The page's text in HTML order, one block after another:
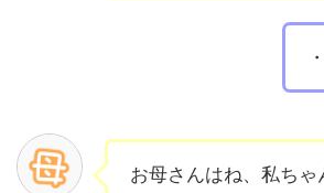
お母さんはね、私ちゃ